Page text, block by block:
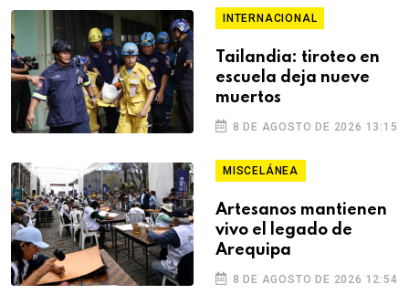
INTERNACIONAL
Tailandia: tiroteo en
escuela deja nueve
muertos
8 DE AGOSTO DE 2026 13:15
MISCELÁNEA
Artesanos mantienen
vivo el legado de
Arequipa
8 DE AGOSTO DE 2026 12:54